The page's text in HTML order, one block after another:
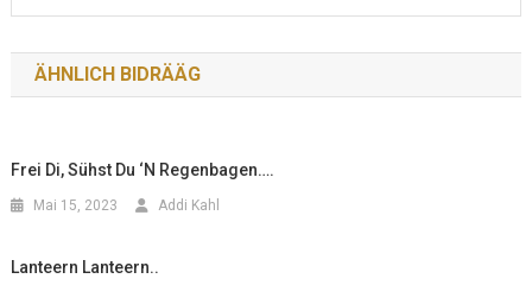
ÄHNLICH BIDRÄÄG
Frei Di, Sühst Du ‘n Regenbagen….
Mai 15, 2023 Addi Kahl
Lanteern Lanteern..